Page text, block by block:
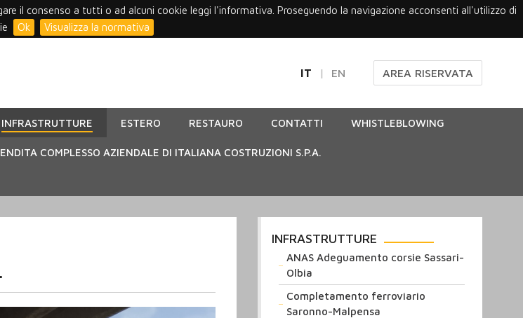
il consenso a tutti o ad alcuni cookie leggi l'informativa. Proseguendo la navigazione acconsenti all'utilizzo di
Ok Visualizza la normativa
IT EN AREA RISERVATA
INFRASTRUTTURE ESTERO RESTAURO CONTATTI WHISTLEBLOWING
COMPLESSO AZIENDALE DI ITALIANA COSTRUZIONI S.P.A.
INFRASTRUTTURE
ANAS Adeguamento corsie Sassari-
Olbia
Completamento ferroviario
Saronno-Malpensa